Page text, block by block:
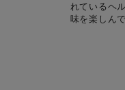
れているヘルシ
味を楽しんで